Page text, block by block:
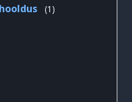
1 1